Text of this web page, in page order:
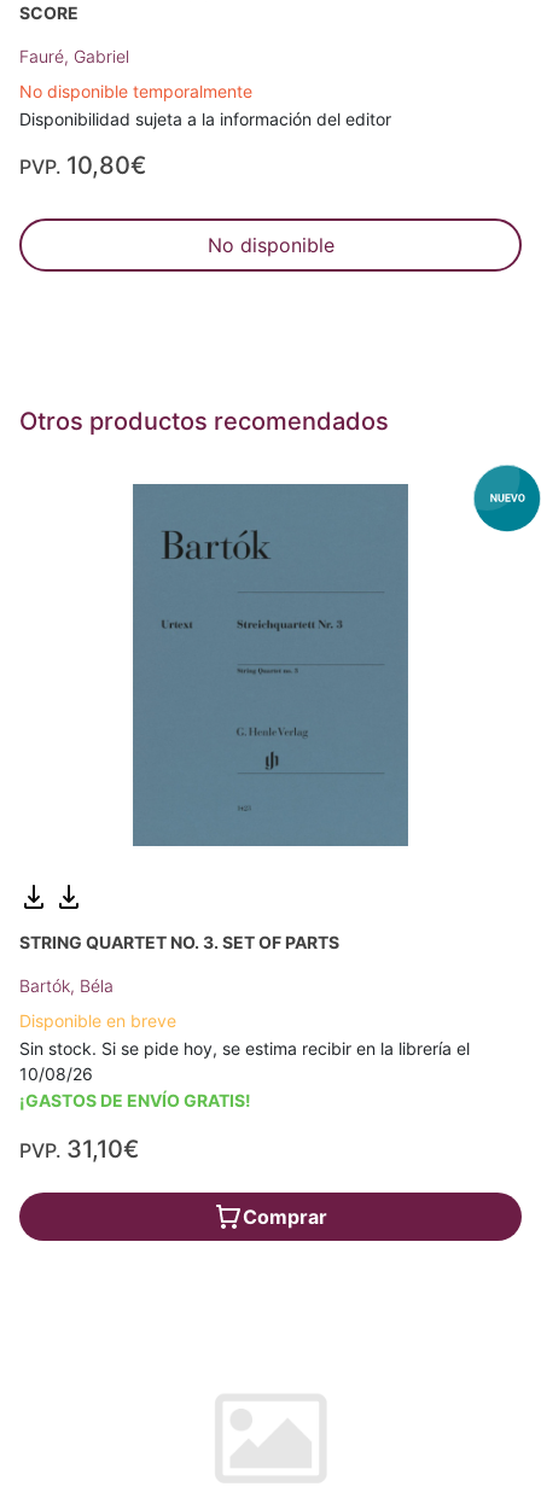
SCORE
Fauré, Gabriel
No disponible temporalmente
Disponibilidad sujeta a la información del editor
PVP. 10,80€
No disponible
Otros productos recomendados
STRING QUARTET NO. 3. SET OF PARTS
Bartók, Béla
Disponible en breve
Sin stock. Si se pide hoy, se estima recibir en la librería el
10/08/26
¡GASTOS DE ENVÍO GRATIS!
PVP. 31,10€
Comprar